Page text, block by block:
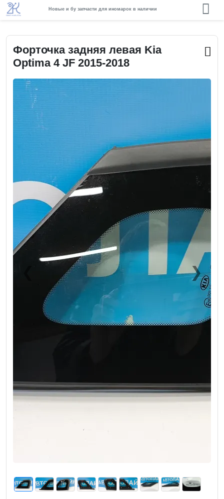
Новые и бу запчасти для иномарок в наличии
Форточка задняя левая Kia
Optima 4 JF 2015-2018
❯Next